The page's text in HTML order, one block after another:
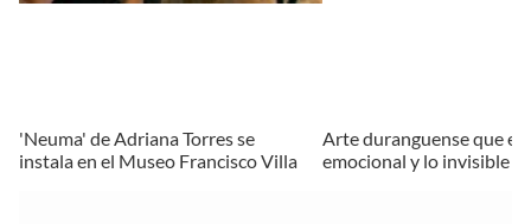
'Neuma' de Adriana Torres se
instala en el Museo Francisco Villa
Arte duranguense que
emocional y lo invisible